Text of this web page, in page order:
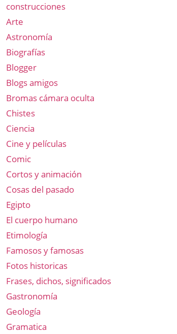
construcciones
Arte
Astronomía
Biografías
Blogger
Blogs amigos
Bromas cámara oculta
Chistes
Ciencia
Cine y películas
Comic
Cortos y animación
Cosas del pasado
Egipto
El cuerpo humano
Etimología
Famosos y famosas
Fotos historicas
Frases, dichos, significados
Gastronomía
Geología
Gramatica